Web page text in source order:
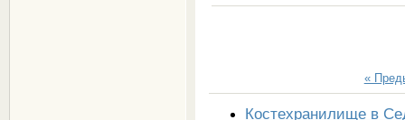
«
Костехранилище в